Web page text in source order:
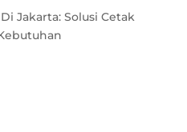
Jakarta: Solusi Cetak